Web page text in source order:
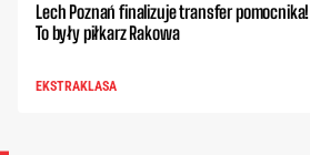
Lech Poznań finalizuje transfer pomocnika!
To były piłkarz Rakowa
EKSTRAKLASA